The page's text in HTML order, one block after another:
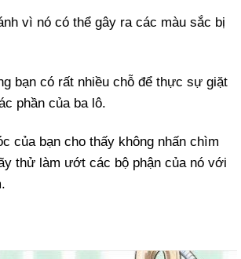
vì nó có thể gây ra các màu sắc bị
bạn có rất nhiều chỗ để thực sự giặt
phần của ba lô.
của bạn cho thấy không nhấn chìm
thử làm ướt các bộ phận của nó với